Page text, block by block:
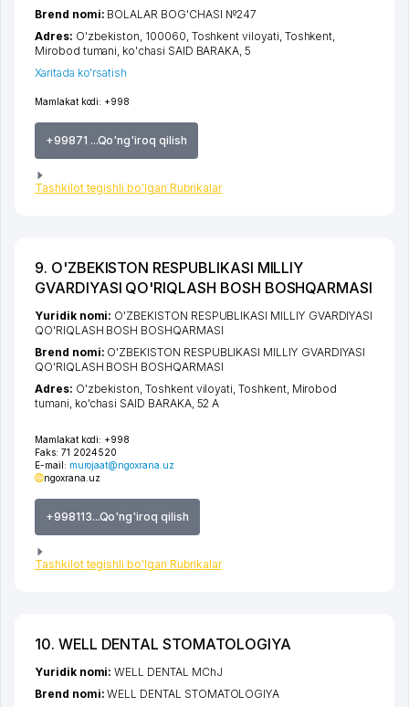
Mamlakat kodi: +998
+99871 ...Qo'ng'iroq qilish
Tashkilot tegishli bo'lgan Rubrikalar
Brend nomi: BOLALAR BOG'CHASI №247
Adres: O'zbekiston, 100060, Toshkent viloyati Toshkent
Mirobod tumani ko'chasi SAID BARAKA , 5
Xaritada ko'rsatish
9. O'ZBEKISTON RESPUBLIKASI MILLIY
GVARDIYASI QO'RIQLASH BOSH BOSHQARMASI
Mamlakat kodi: +998
Faks: 71 2024520
E-mail: murojaat@ngoxrana.uz
ngoxrana.uz
+998113...Qo'ng'iroq qilish
Tashkilot tegishli bo'lgan Rubrikalar
Yuridik nomi: O'ZBEKISTON RESPUBLIKASI MILLIY GVARDIYASI
QO'RIQLASH BOSH BOSHQARMASI
Brend nomi: O'ZBEKISTON RESPUBLIKASI MILLIY GVARDIYASI
QO'RIQLASH BOSH BOSHQARMASI
Adres: O'zbekiston,Toshkent viloyati ,Toshkent, Mirobod
tumani ko'chasi SAID BARAKA, 52 A
10. WELL DENTAL STOMATOLOGIYA
Yuridik nomi:WELL DENTAL MChJ
Brend nomi:WELL DENTAL STOMATOLOGIYA